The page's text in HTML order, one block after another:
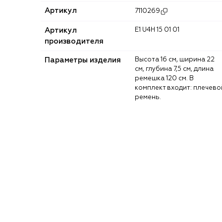
Артикул 7110269
Артикул
производителя
E1 U4H 15 01 01
Параметры изделия
Высота 16 см, ширина 22
см, глубина 7,5 см, длина
ремешка 120 см. В
комплект входит:
ремень.